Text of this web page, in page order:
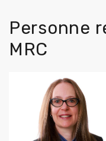
Personne
MRC